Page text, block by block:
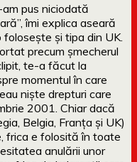
pus niciodată
îmi explica aseară
și tipa din UK.
precum șmecherul
te-a făcut la
momentul în care
niște drepturi care
2001. Chiar dacă
Belgia, Franța și UK)
frica e folosită în toate
anulării unor